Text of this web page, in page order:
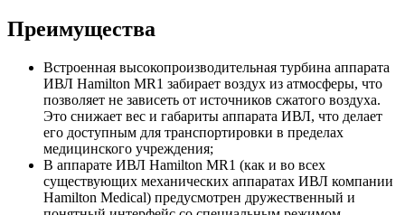
Преимущества
Встроенная высокопроизводительная турбина аппарата
ИВЛ Hamilton MR1 забирает воздух из атмосферы, что
позволяет не зависеть от источников сжатого воздуха.
Это снижает вес и габариты аппарата ИВЛ, что делает
его доступным для транспортировки в пределах
медицинского учреждения;
В аппарате ИВЛ Hamilton MR1 (как и во всех
существующих механических аппаратах ИВЛ компании
Hamilton Medical) предусмотрен дружественный и